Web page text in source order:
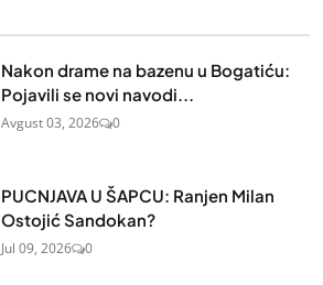
Nakon drame na bazenu u Bogatiću:
Pojavili se novi navodi...
Avgust 03, 2026 0
PUCNJAVA U ŠAPCU: Ranjen Milan
Ostojić Sandokan?
Jul 09, 2026 0